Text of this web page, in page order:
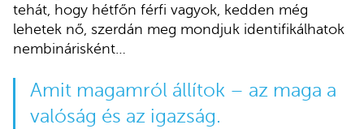
tehát, hogy hétfőn férfi vagyok, kedden még
lehetek nő, szerdán meg mondjuk identifikálhatok
nembinárisként…
Amit magamról állítok – az maga a
valóság és az igazság.